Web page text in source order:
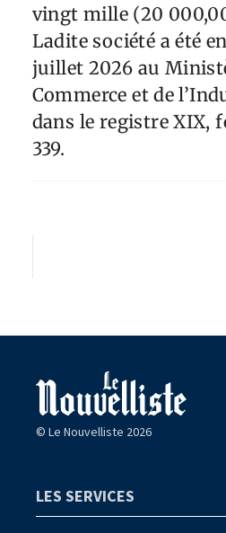
vingt mille (20
Ladite société a été
juillet 2026 au
Commerce et de
dans le registre XIX,
339.
© Le Nouvelliste 2026
LES SERVICES